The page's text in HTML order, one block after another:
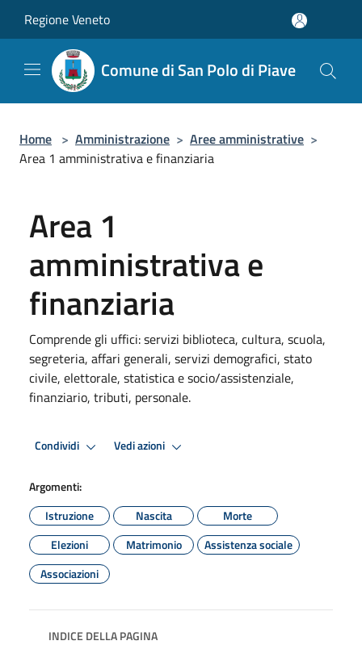
Regione Veneto
Comune di San Polo di Piave
Home > Amministrazione > Aree amministrative >
Area 1 amministrativa e finanziaria
Area 1
amministrativa e
finanziaria
Comprende gli uffici: servizi biblioteca, cultura, scuola,
segreteria, affari generali, servizi demografici, stato
civile, elettorale, statistica e socio/assistenziale,
finanziario, tributi, personale.
Condividi Vedi azioni
Argomenti:
Istruzione
Nascita
Morte
Elezioni
Matrimonio
Assistenza sociale
Associazioni
INDICE DELLA PAGINA